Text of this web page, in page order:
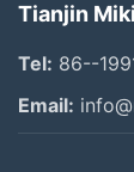
Tianjin
Tel: 86--
Email: